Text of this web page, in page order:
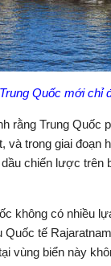
Quốc mới chỉ
rằng Trung
trong giai đoạn
chiến lược
không có nhiều
tế
vùng biển này